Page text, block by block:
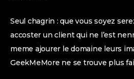
Seul chagrin : que vous soyez
accoster un client qui ne l’est
meme ajourer le domaine leurs
GeekMeMore ne se trouve plus